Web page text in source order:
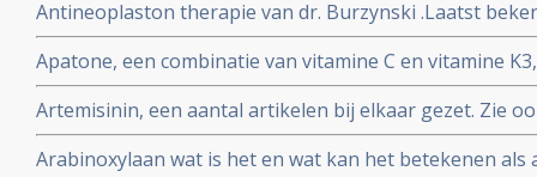
Antineoplaston therapie van dr. Burzynski .Laatst
Burzinky's antineoplastontherapie bij vooral
darmkanker en andere kankersoorten
Apatone, een combinatie van vitamine C en vitamine
prostaatkanker, endometriosekanker, eierstokkanker
via autoschizis, geactiveerde celdood
Artemisinin, een aantal artikelen bij elkaar gezet. Zie
complemenatair voor veel meer informatie over TCM
vele vormen van kanker
Arabinoxylaan wat is het en wat kan het betekenen als